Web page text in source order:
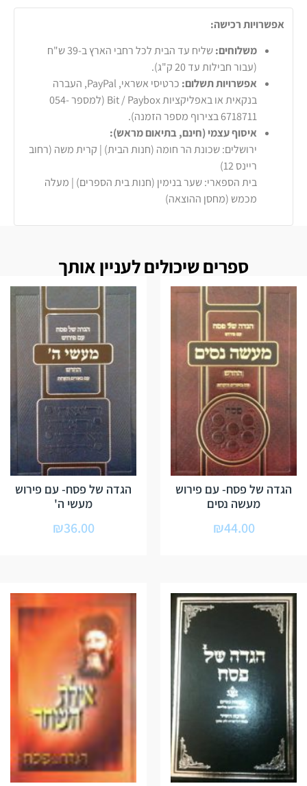
אפשרויות רכישה:
משלוחים:
שליח עד הבית לכל רחבי הארץ ב-39 ש"ח
(עבור חבילות עד 20 ק"ג).
אפשרויות תשלום:
כרטיסי אשראי, PayPal, העברה
בנקאית או באפליקציות Bit / Paybox (למספר 054-
6718711 בצירוף מספר הזמנה).
איסוף עצמי (חינם, בתיאום מראש):
ירושלים: שכונת הר חומה (חנות הבית) | קרית משה (רחוב
ריינס 12)
בית הספארי: שער בנימין (חנות בית הספרים) | מעלה
מכמש (מחסן ההוצאה)
ספרים שיכולים לעניין אותך
הגדה של פסח- עם פירוש
מעשה נסים
₪44.00
הגדה של פסח- עם פירוש
מעשי ה'
₪36.00